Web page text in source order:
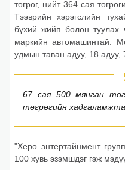
төгрөг, нийт 364 сая
Тээврийн хэрэгслийн
бүхий жийп болон туулах
маркийн автомашинтай.
удмын таван адуу, 18 адуу,
67 сая 500 мянган
төгрөгийн
"Херо энтертайнмент
100 хувь эзэмшдэг гэж